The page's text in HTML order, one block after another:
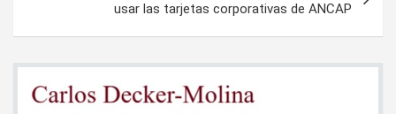
usar las tarjetas corporativas de ANCAP